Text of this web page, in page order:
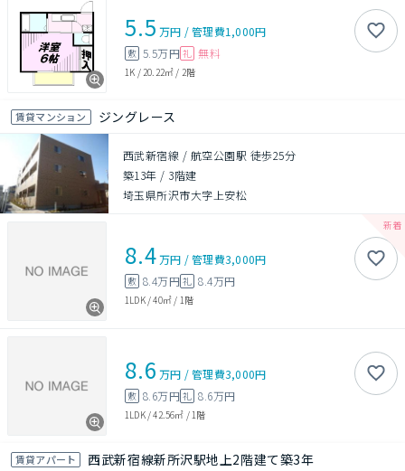
5.5 万円 /管理費1,000円
敷 5.5万円 礼 無料
1K / 20.22㎡ / 2階
賃貸マンション ジングレース
西武新宿線 / 航空公園駅 徒歩25分
築13年 / 3階建
埼玉県所沢市大字上安松
8.4万円 /管理費3,000円
敷 8.4万円礼 8.4万円
1LDK/40㎡ / 1階
8.6 万円 /管理費3,000円
敷 8.6万円礼 8.6万円
1LDK/42.56㎡ / 1階
賃貸アパート 西武新宿線新所沢駅地上2階建て築3年